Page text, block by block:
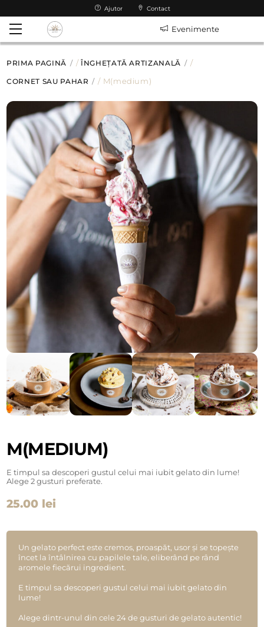
content
Ajutor Contact
Menu Evenimente
PRIMA PAGINĂ /ÎNGHEȚATĂ ARTIZANALĂ /
CORNET SAU PAHAR / M(medium)
M(MEDIUM)
E timpul sa descoperi gustul celui mai iubit gelato din lume!
Alege 2 gusturi preferate.
25.00 lei
Un gelato perfect este cremos, proaspăt, usor și se topește
încet la întâlnirea cu papilele tale, eliberând pe rând
aromele fiecărui ingredient.
E timpul sa descoperi gustul celui mai iubit gelato din
lume!
Alege dintr-unul din cele 24 de gusturi de gelato autentic!